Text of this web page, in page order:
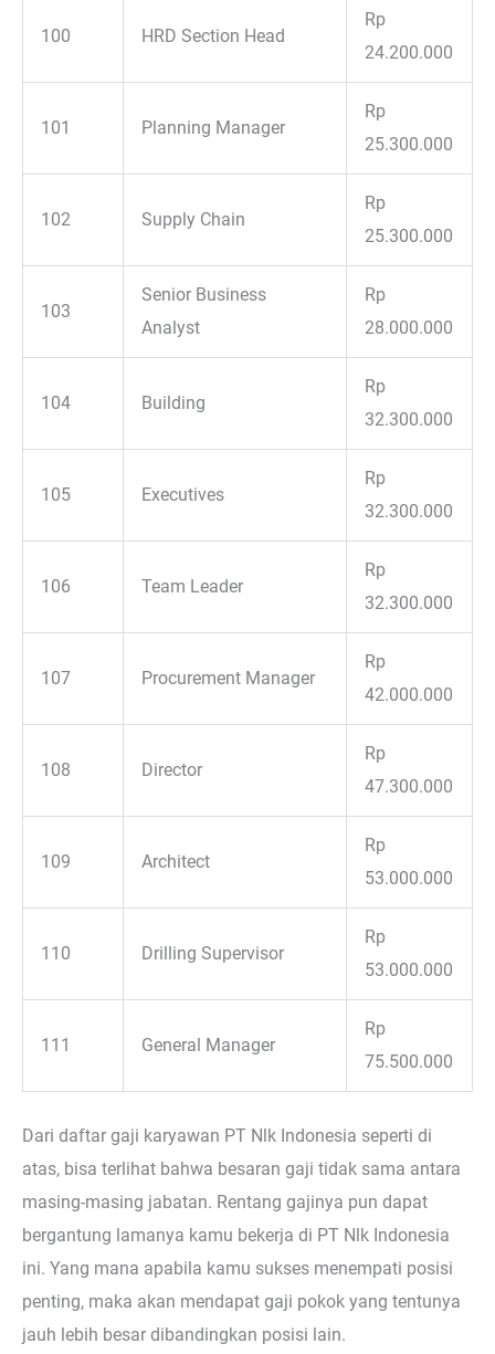
100 HRD Section Head
Rp
24.200.000
101 Planning Manager
Rp
25.300.000
102 Supply Chain
Rp
25.300.000
103
Senior Business
Analyst
Rp
28.000.000
104 Building
Rp
32.300.000
105 Executives
Rp
32.300.000
106 Team Leader
Rp
32.300.000
107 Procurement Manager
Rp
42.000.000
108 Director
Rp
47.300.000
109 Architect
Rp
53.000.000
110 Drilling Supervisor
Rp
53.000.000
111 General Manager
Rp
75.500.000
Dari daftar gaji karyawan PT Nlk Indonesia seperti di
atas, bisa terlihat bahwa besaran gaji tidak sama antara
masing-masing jabatan. Rentang gajinya pun dapat
bergantung lamanya kamu bekerja di PT Nlk Indonesia
ini. Yang mana apabila kamu sukses menempati posisi
penting, maka akan mendapat gaji pokok yang tentunya
jauh lebih besar dibandingkan posisi lain.